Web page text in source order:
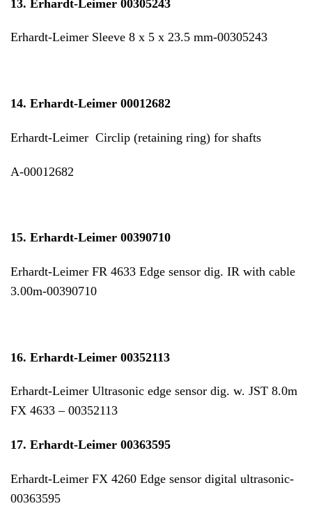
13. Erhardt-Leimer 00305243
Erhardt-Leimer Sleeve 8 x 5 x 23.5 mm-00305243
14. Erhardt-Leimer 00012682
Erhardt-Leimer Circlip (retaining ring) for shafts
A-00012682
15. Erhardt-Leimer 00390710
Erhardt-Leimer FR 4633 Edge sensor dig. IR with cable
3.00m-00390710
16. Erhardt-Leimer 00352113
Erhardt-Leimer Ultrasonic edge sensor dig. w. JST 8.0m
FX 4633 – 00352113
17. Erhardt-Leimer 00363595
Erhardt-Leimer FX 4260 Edge sensor digital ultrasonic-
00363595